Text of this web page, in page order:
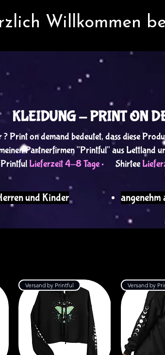
Willkommen
KLEIDUNG - PRINT ON
Print on demand bedeutet, dass diese
Partnerfirmen "Printful" aus Lettland
Printful Lieferzeit 4-8 Tage • Shirtee
und Kinder angenehm
Versand by Printful Versand by